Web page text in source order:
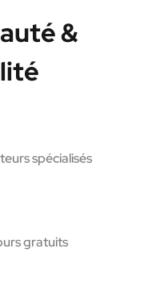
&
spécialisés
gratuits